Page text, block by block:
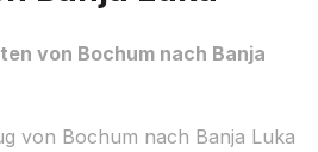
von Bochum nach Banja
von Bochum nach Banja Luka